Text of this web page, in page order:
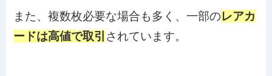
また、複数枚必要な場合も多く、一部のレアカ
ードは高値で取引 されています。